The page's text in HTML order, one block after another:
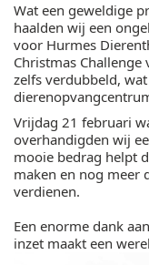
Wat een geweldige
haalden wij een
voor Hurmes
Christmas
zelfs verdubbeld,
Vrijdag 21 februari
overhandigden wij
mooie bedrag helpt
maken en nog meer
verdienen.
Een enorme dank
inzet maakt een